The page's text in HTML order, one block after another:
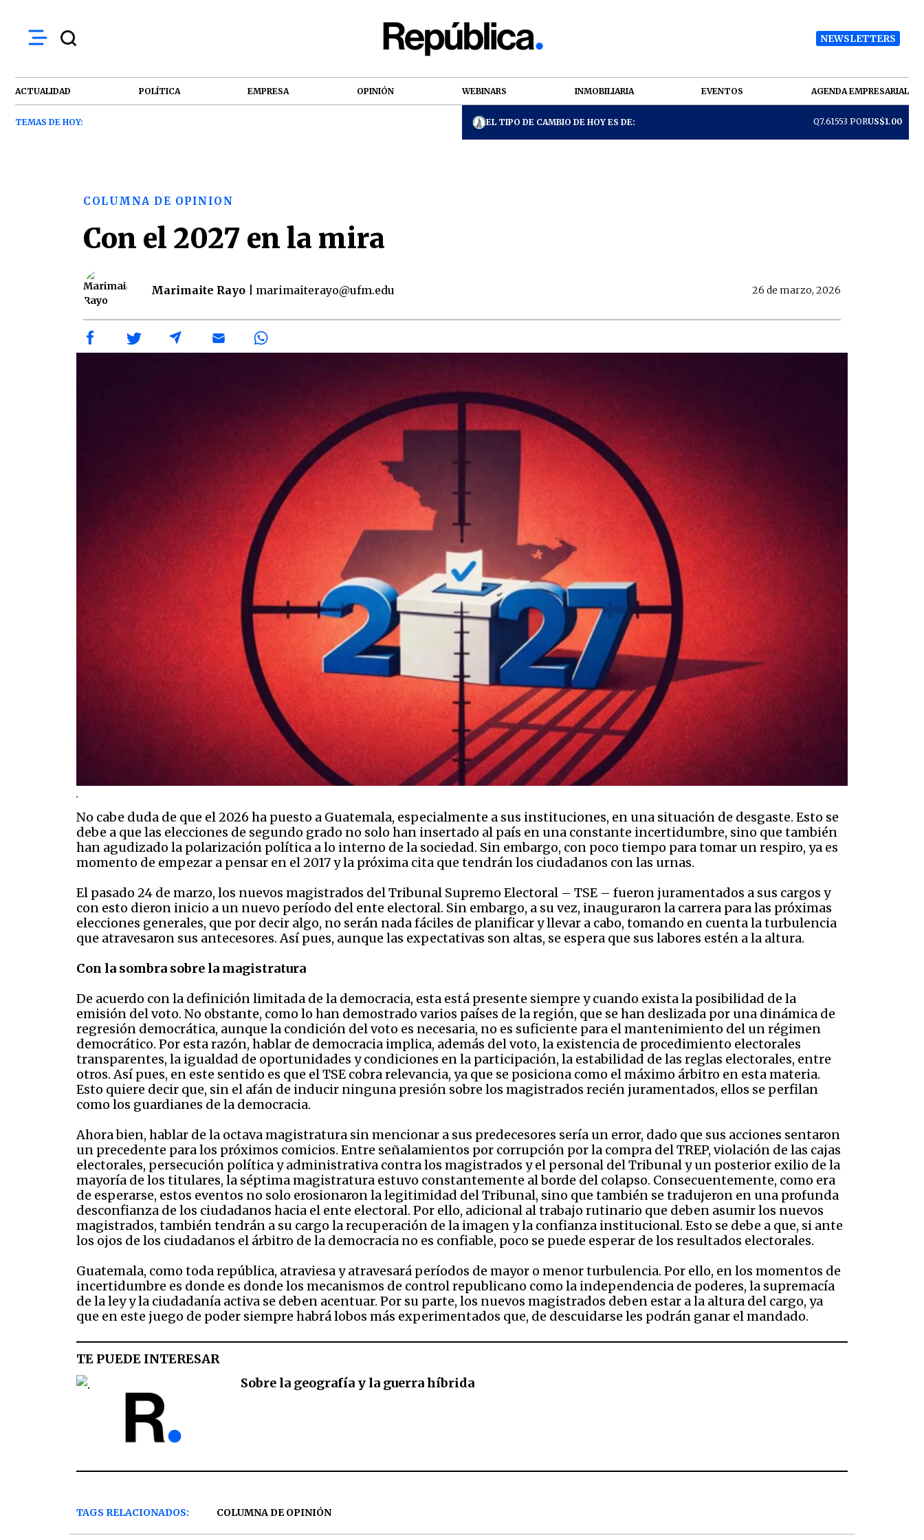
NEWSLETTERS
ACTUALIDAD POLÍTICA EMPRESA OPINIÓN WEBINARS INMOBILIARIA EVENTOS AGENDA EMPRESARIAL
TEMAS DE HOY: EL TIPO DE CAMBIO DE HOY ES DE: Q7.61553 PORUS$1.00
COLUMNA DE OPINION
Con el 2027 en la mira
Marimaite Rayo | marimaiterayo@ufm.edu 26 de marzo, 2026
.
No cabe duda de que el 2026 ha puesto a Guatemala, especialmente a sus instituciones, en una situación de desgaste. Esto se
debe a que las elecciones de segundo grado no solo han insertado al país en una constante incertidumbre, sino que también
han agudizado la polarización política a lo interno de la sociedad. Sin embargo, con poco tiempo para tomar un respiro, ya es
momento de empezar a pensar en el 2017 y la próxima cita que tendrán los ciudadanos con las urnas.
El pasado 24 de marzo, los nuevos magistrados del Tribunal Supremo Electoral – TSE – fueron juramentados a sus cargos y
con esto dieron inicio a un nuevo período del ente electoral. Sin embargo, a su vez, inauguraron la carrera para las próximas
elecciones generales, que por decir algo, no serán nada fáciles de planificar y llevar a cabo, tomando en cuenta la turbulencia
que atravesaron sus antecesores. Así pues, aunque las expectativas son altas, se espera que sus labores estén a la altura.
Con la sombra sobre la magistratura
De acuerdo con la definición limitada de la democracia, esta está presente siempre y cuando exista la posibilidad de la
emisión del voto. No obstante, como lo han demostrado varios países de la región, que se han deslizada por una dinámica de
regresión democrática, aunque la condición del voto es necesaria, no es suficiente para el mantenimiento del un régimen
democrático. Por esta razón, hablar de democracia implica, además del voto, la existencia de procedimiento electorales
transparentes, la igualdad de oportunidades y condiciones en la participación, la estabilidad de las reglas electorales, entre
otros. Así pues, en este sentido es que el TSE cobra relevancia, ya que se posiciona como el máximo árbitro en esta materia.
Esto quiere decir que, sin el afán de inducir ninguna presión sobre los magistrados recién juramentados, ellos se perfilan
como los guardianes de la democracia.
Ahora bien, hablar de la octava magistratura sin mencionar a sus predecesores sería un error, dado que sus acciones sentaron
un precedente para los próximos comicios. Entre señalamientos por corrupción por la compra del TREP, violación de las cajas
electorales, persecución política y administrativa contra los magistrados y el personal del Tribunal y un posterior exilio de la
mayoría de los titulares, la séptima magistratura estuvo constantemente al borde del colapso. Consecuentemente, como era
de esperarse, estos eventos no solo erosionaron la legitimidad del Tribunal, sino que también se tradujeron en una profunda
desconfianza de los ciudadanos hacia el ente electoral. Por ello, adicional al trabajo rutinario que deben asumir los nuevos
magistrados, también tendrán a su cargo la recuperación de la imagen y la confianza institucional. Esto se debe a que, si ante
los ojos de los ciudadanos el árbitro de la democracia no es confiable, poco se puede esperar de los resultados electorales.
Guatemala, como toda república, atraviesa y atravesará períodos de mayor o menor turbulencia. Por ello, en los momentos de
incertidumbre es donde es donde los mecanismos de control republicano como la independencia de poderes, la supremacía
de la ley y la ciudadanía activa se deben acentuar. Por su parte, los nuevos magistrados deben estar a la altura del cargo, ya
que en este juego de poder siempre habrá lobos más experimentados que, de descuidarse les podrán ganar el mandado.
TE PUEDE INTERESAR
Sobre la geografía y la guerra híbrida
TAGS RELACIONADOS: COLUMNA DE OPINIÓN